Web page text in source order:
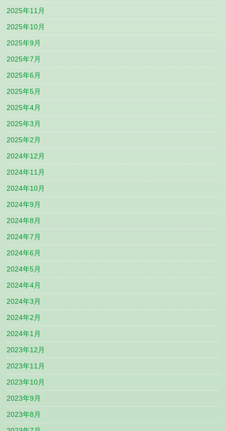
2025年11月
2025年10月
2025年9月
2025年7月
2025年6月
2025年5月
2025年4月
2025年3月
2025年2月
2024年12月
2024年11月
2024年10月
2024年9月
2024年8月
2024年7月
2024年6月
2024年5月
2024年4月
2024年3月
2024年2月
2024年1月
2023年12月
2023年11月
2023年10月
2023年9月
2023年8月